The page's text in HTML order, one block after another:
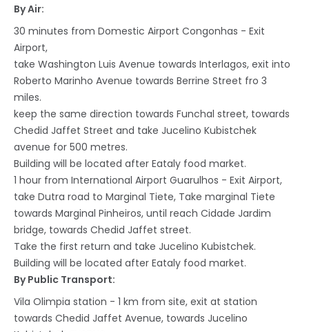
By Air:
30 minutes from Domestic Airport Congonhas - Exit
Airport,
take Washington Luis Avenue towards Interlagos, exit into
Roberto Marinho Avenue towards Berrine Street fro 3
miles.
keep the same direction towards Funchal street, towards
Chedid Jaffet Street and take Jucelino Kubistchek
avenue for 500 metres.
Building will be located after Eataly food market.
1 hour from International Airport Guarulhos - Exit Airport,
take Dutra road to Marginal Tiete, Take marginal Tiete
towards Marginal Pinheiros, until reach Cidade Jardim
bridge, towards Chedid Jaffet street.
Take the first return and take Jucelino Kubistchek.
Building will be located after Eataly food market.
By Public Transport:
Vila Olimpia station - 1 km from site, exit at station
towards Chedid Jaffet Avenue, towards Jucelino